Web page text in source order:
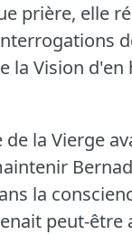
prière, elle
la Vision
de la Vierge
la
peut-être